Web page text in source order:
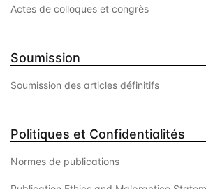
Actes de colloques et congrès
Soumission
Soumission des articles définitifs
Politiques et Confidentialités
Normes de publications